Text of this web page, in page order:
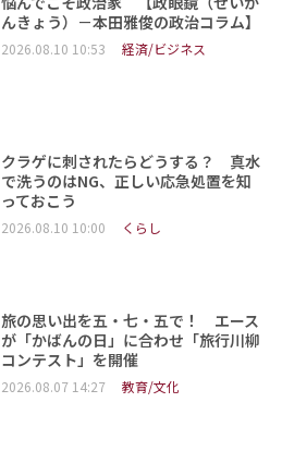
んきょう）－本田雅俊の政治コラム】
2026.08.10 10:53 経済/ビジネス
クラゲに刺されたらどうする？ 真水
で洗うのはNG、正しい応急処置を知
っておこう
2026.08.10 10:00 くらし
旅の思い出を五・七・五で！ エース
が「かばんの日」に合わせ「旅行川柳
コンテスト」を開催
2026.08.07 14:27 教育/文化